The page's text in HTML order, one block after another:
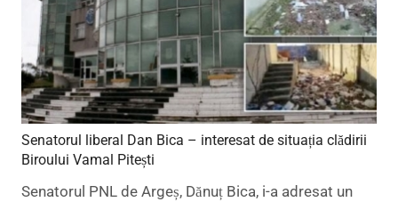
Senatorul liberal Dan Bica – interesat de situația clădirii
Biroului Vamal Pitești
Senatorul PNL de Argeș, Dănuț Bica, i-a adresat un